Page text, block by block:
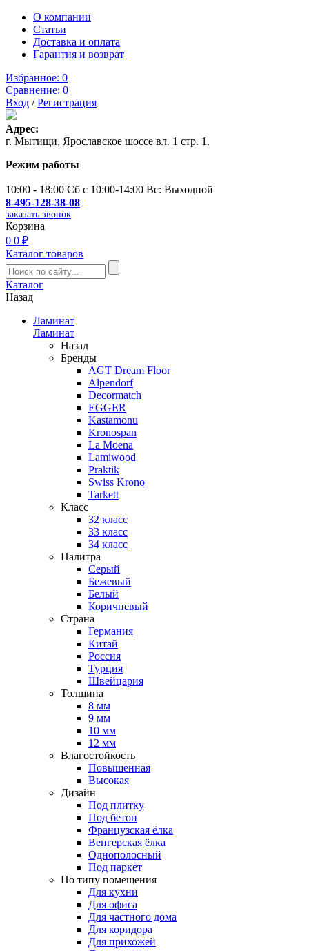
О компании
Статьи
Доставка и оплата
Гарантия и возврат
Избранное: 0
Сравнение: 0
Вход /Регистрация
Адрес:
г. Мытищи, Ярославское шоссе вл. 1 стр. 1.
Режим работы
10:00 - 18:00 Сб с 10:00-14:00 Вс: Выходной
8-495-128-38-08
заказать звонок
Корзина
0 0 ₽
Каталог товаров
Каталог
Назад
Ламинат
Ламинат
Назад
Бренды
AGT Dream Floor
Alpendorf
Decormatch
EGGER
Kastamonu
Kronospan
La Moena
Lamiwood
Praktik
Swiss Krono
Tarkett
Класс
32 класс
33 класс
34 класс
Палитра
Серый
Бежевый
Белый
Коричневый
Страна
Германия
Китай
Россия
Турция
Швейцария
Толщина
8 мм
9 мм
10 мм
12 мм
Влагостойкость
Повышенная
Высокая
Дизайн
Под плитку
Под бетон
Французская ёлка
Венгерская ёлка
Однополосный
Под паркет
По типу помещения
Для кухни
Для офиса
Для частного дома
Для коридора
Для прихожей